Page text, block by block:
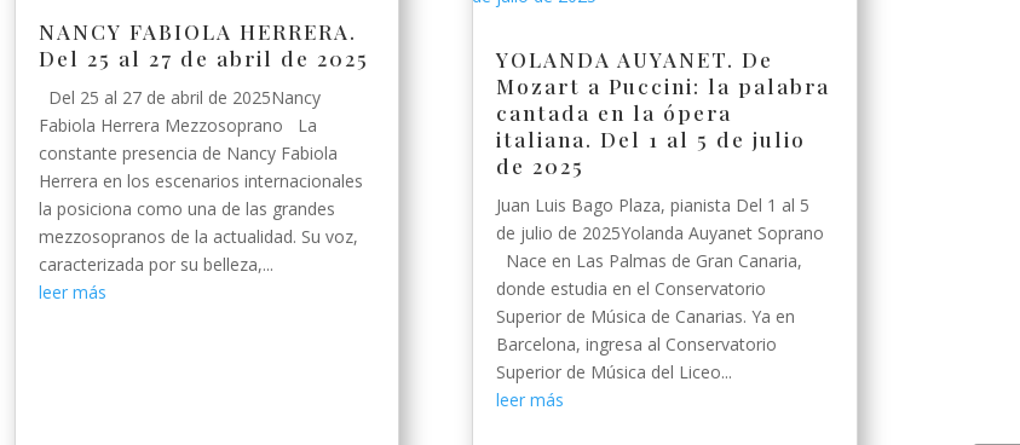
NANCY FABIOLA HERRERA.
Del 25 al 27 de abril de 2025
Del 25 al 27 de abril de 2025Nancy
Fabiola Herrera Mezzosoprano La
constante presencia de Nancy Fabiola
Herrera en los escenarios internacionales
la posiciona como una de las grandes
mezzosopranos de la actualidad. Su voz,
caracterizada por su belleza,...
leer más
YOLANDA AUYANET. De
Mozart a Puccini: la palabra
cantada en la ópera
italiana. Del 1 al 5 de julio
de 2025
Juan Luis Bago Plaza, pianista Del 1 al 5
de julio de 2025Yolanda Auyanet Soprano
Nace en Las Palmas de Gran Canaria,
donde estudia en el Conservatorio
Superior de Música de Canarias. Ya en
Barcelona, ingresa al Conservatorio
Superior de Música del Liceo...
leer más